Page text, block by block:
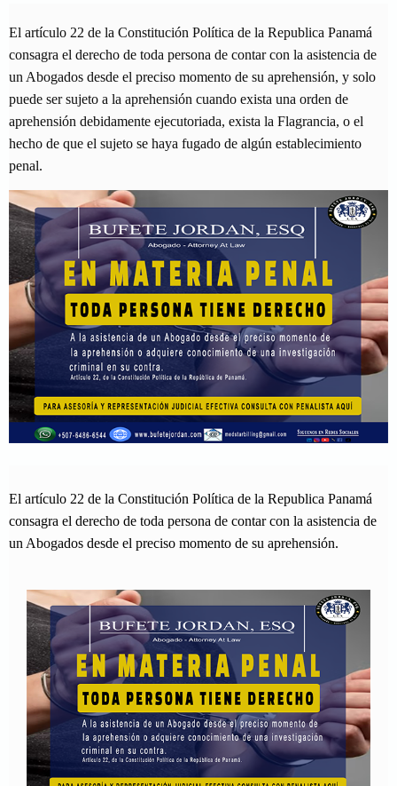
El artículo 22 de la Constitución Política de la Republica Panamá
consagra el derecho de toda persona de contar con la asistencia de
un Abogados desde el preciso momento de su aprehensión, y solo
puede ser sujeto a la aprehensión cuando exista una orden de
aprehensión debidamente ejecutoriada, exista la Flagrancia, o el
hecho de que el sujeto se haya fugado de algún establecimiento
penal.
El artículo 22 de la Constitución Política de la Republica Panamá
consagra el derecho de toda persona de contar con la asistencia de
un Abogados desde el preciso momento de su aprehensión.